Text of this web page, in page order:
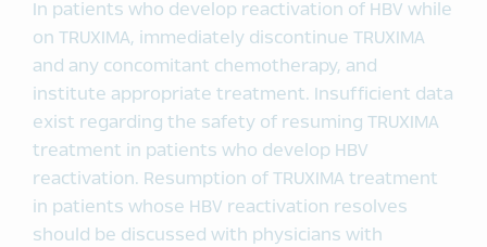
In patients who develop reactivation of HBV while
on TRUXIMA, immediately discontinue TRUXIMA
and any concomitant chemotherapy, and
institute appropriate treatment. Insufficient data
exist regarding the safety of resuming TRUXIMA
treatment in patients who develop HBV
reactivation. Resumption of TRUXIMA treatment
in patients whose HBV reactivation resolves
should be discussed with physicians with